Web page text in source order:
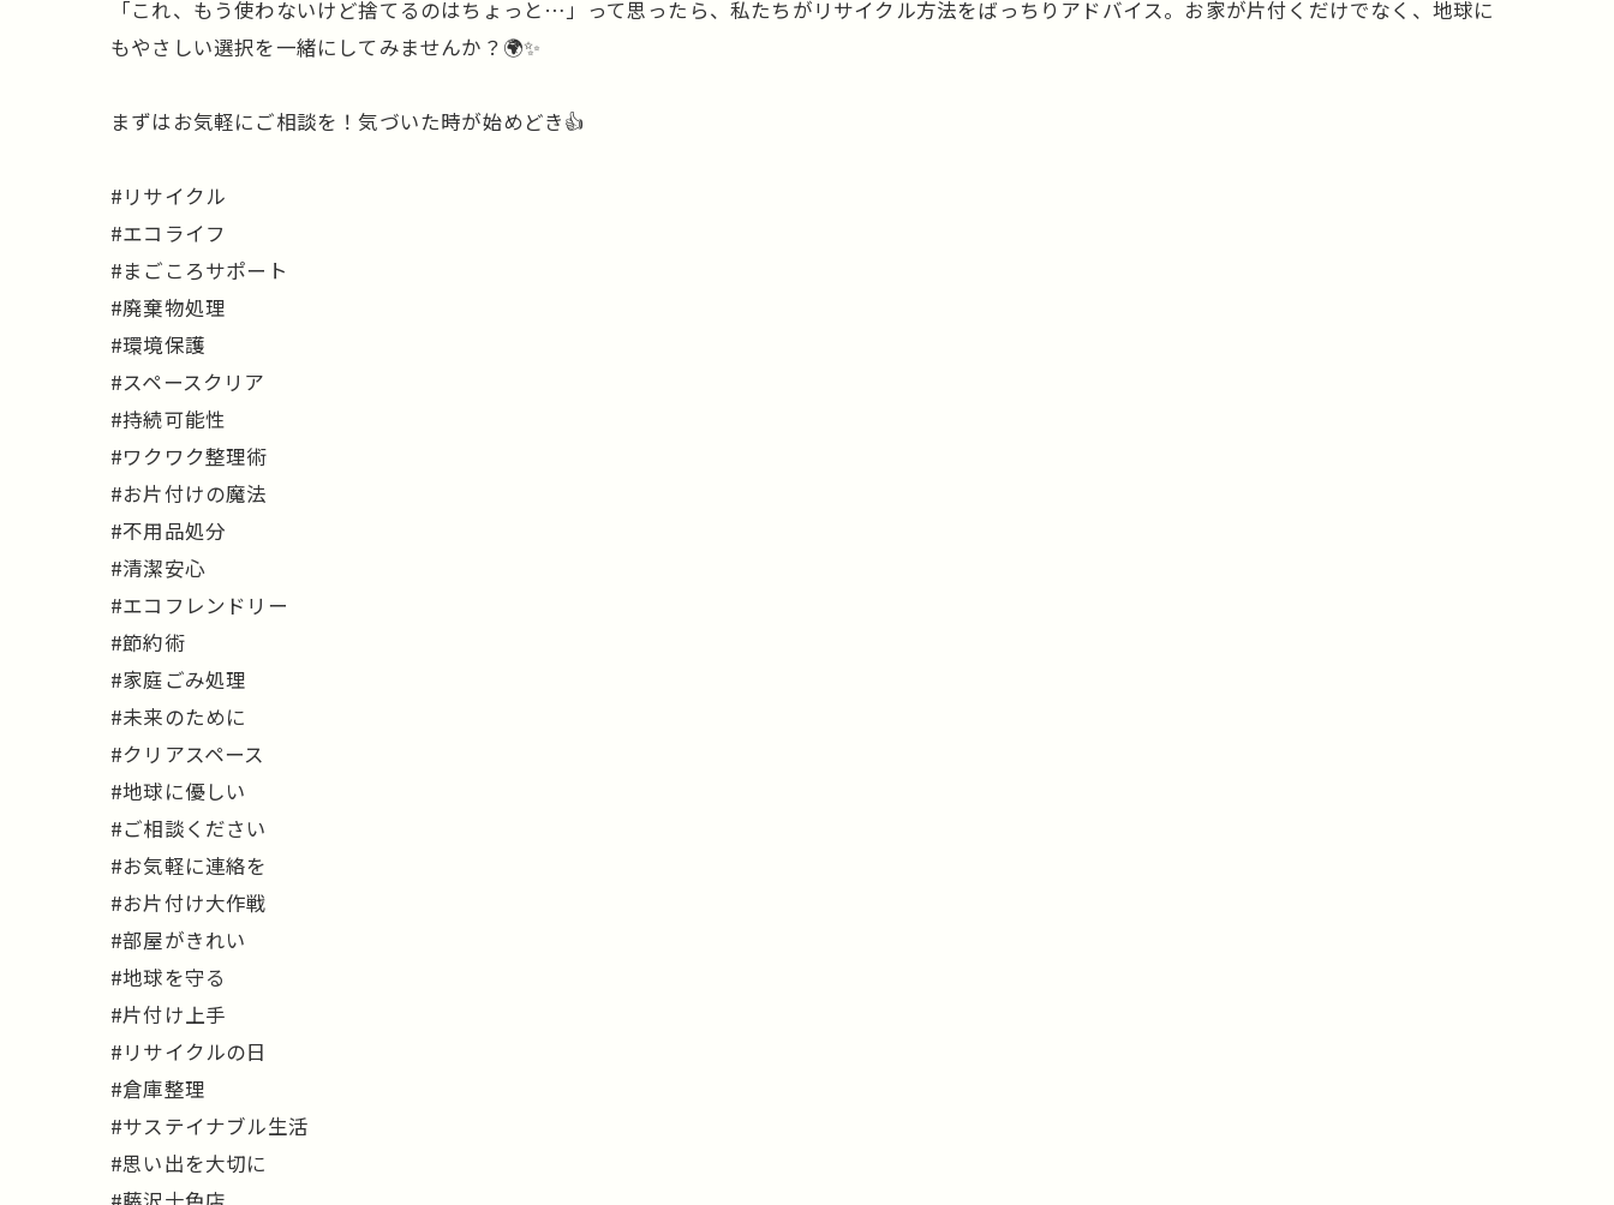
「これ、もう使わないけど捨てるのはちょっと…」って思ったら、私たちがリサイクル方法をばっちりアドバイス。お家が片付くだけでなく、地球に
もやさしい選択を一緒にしてみませんか？🌍✨
まずはお気軽にご相談を！気づいた時が始めどき👍
#リサイクル
#エコライフ
#まごころサポート
#廃棄物処理
#環境保護
#スペースクリア
#持続可能性
#ワクワク整理術
#お片付けの魔法
#不用品処分
#清潔安心
#エコフレンドリー
#節約術
#家庭ごみ処理
#未来のために
#クリアスペース
#地球に優しい
#ご相談ください
#お気軽に連絡を
#お片付け大作戦
#部屋がきれい
#地球を守る
#片付け上手
#リサイクルの日
#倉庫整理
#サステイナブル生活
#思い出を大切に